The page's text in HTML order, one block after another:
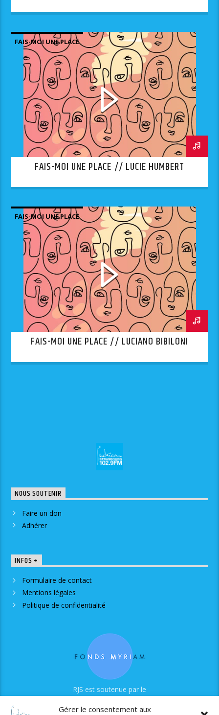
Gérer le consentement aux
FAIS-MOI UNE PLACE
FAIS-MOI UNE PLACE // LUCIE HUMBERT
FAIS-MOI UNE PLACE
FAIS-MOI UNE PLACE // LUCIANO BIBILONI
NOUS SOUTENIR
Faire un don
Adhérer
INFOS +
Formulaire de contact
Mentions légales
Politique de confidentialité
RJS est soutenue par le